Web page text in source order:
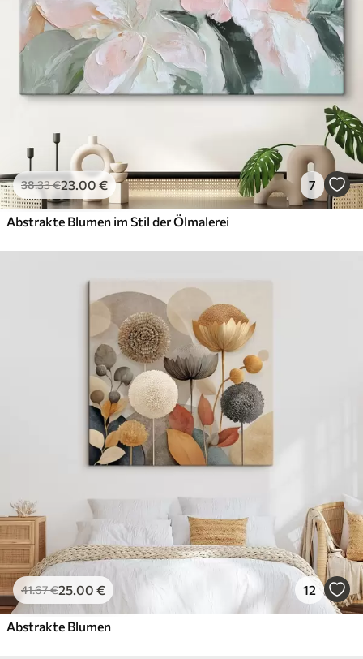
38.33€23.00 € 7
Abstrakte Blumen im Stil der Ölmalerei
41.67€25.00 € 12
Abstrakte Blumen